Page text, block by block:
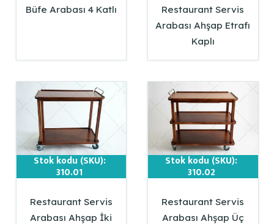
Büfe Arabası 4 Katlı
Restaurant Servis
Arabası Ahşap Etrafı
Kaplı
Stok kodu (SKU):
310.01
Restaurant Servis
Arabası Ahşap İki
Stok kodu (SKU):
310.02
Restaurant Servis
Arabası Ahşap Üç